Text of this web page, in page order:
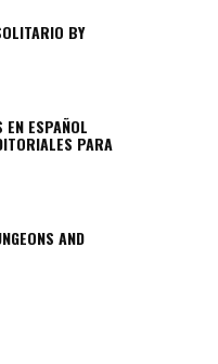
BY
ESPAÑOL
PARA
AND